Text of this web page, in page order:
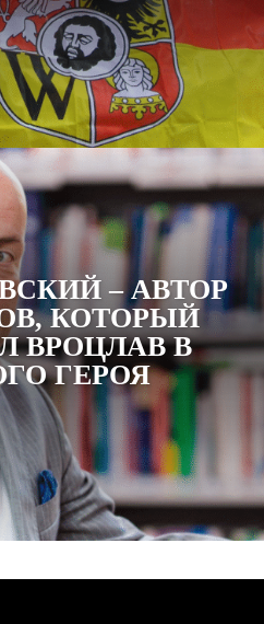
– АВТОР
КОТОРЫЙ
ВРОЦЛАВ В
ГЕРОЯ